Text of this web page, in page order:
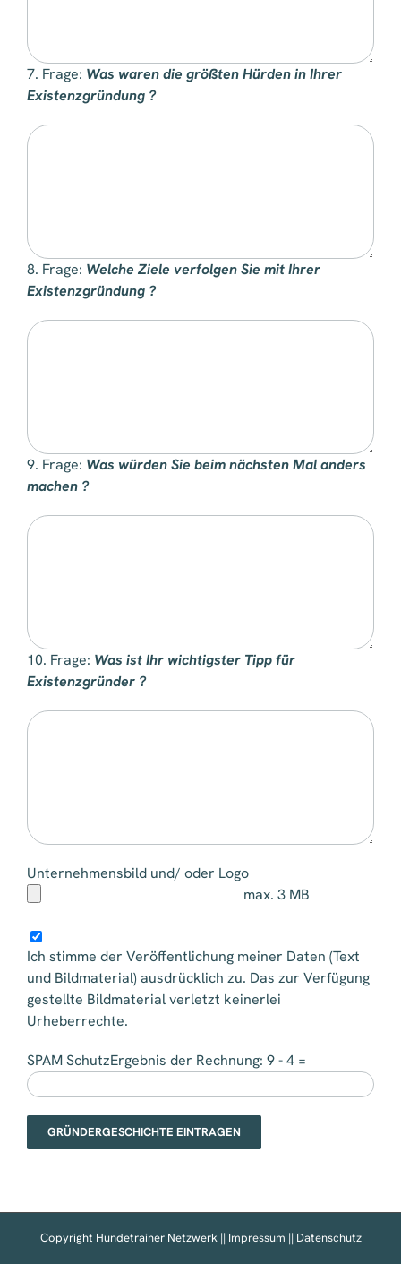
7. Frage: Was waren die größten Hürden in Ihrer
Existenzgründung ?
8. Frage: Welche Ziele verfolgen Sie mit Ihrer
Existenzgründung ?
9. Frage: Was würden Sie beim nächsten Mal anders
machen ?
10. Frage: Was ist Ihr wichtigster Tipp für
Existenzgründer ?
Unternehmensbild und/ oder Logo
max. 3 MB
Ich stimme der Veröffentlichung meiner Daten (Text
und Bildmaterial) ausdrücklich zu. Das zur Verfügung
gestellte Bildmaterial verletzt keinerlei
Urheberrechte.
SPAM SchutzErgebnis der Rechnung: 9 - 4 =
Copyright Hundetrainer Netzwerk || Impressum || Datenschutz